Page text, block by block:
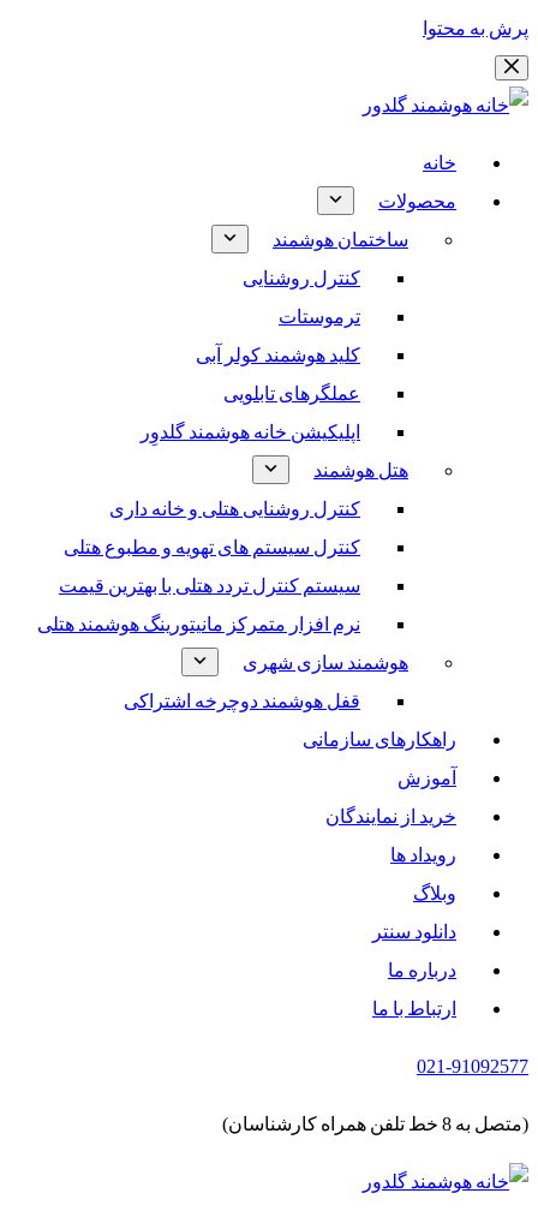
پرش به محتوا
خانه
محصولات
ساختمان هوشمند
کنترل روشنایی
ترموستات
کلید هوشمند کولر آبی
عملگرهای تابلویی
اپلیکیشن خانه هوشمند گلدوِر
هتل هوشمند
کنترل روشنایی هتلی و خانه داری
کنترل سیستم های تهویه و مطبوع هتلی
سیستم کنترل تردد هتلی با بهترین قیمت
نرم افزار متمرکز مانیتورینگ هوشمند هتلی
هوشمند سازی شهری
قفل هوشمند دوچرخه اشتراکی
راهکارهای سازمانی
آموزش
خرید از نمایندگان
رویداد ها
وبلاگ
دانلود سنتر
درباره ما
ارتباط با ما
021-91092577
(متصل به 8 خط تلفن همراه کارشناسان)